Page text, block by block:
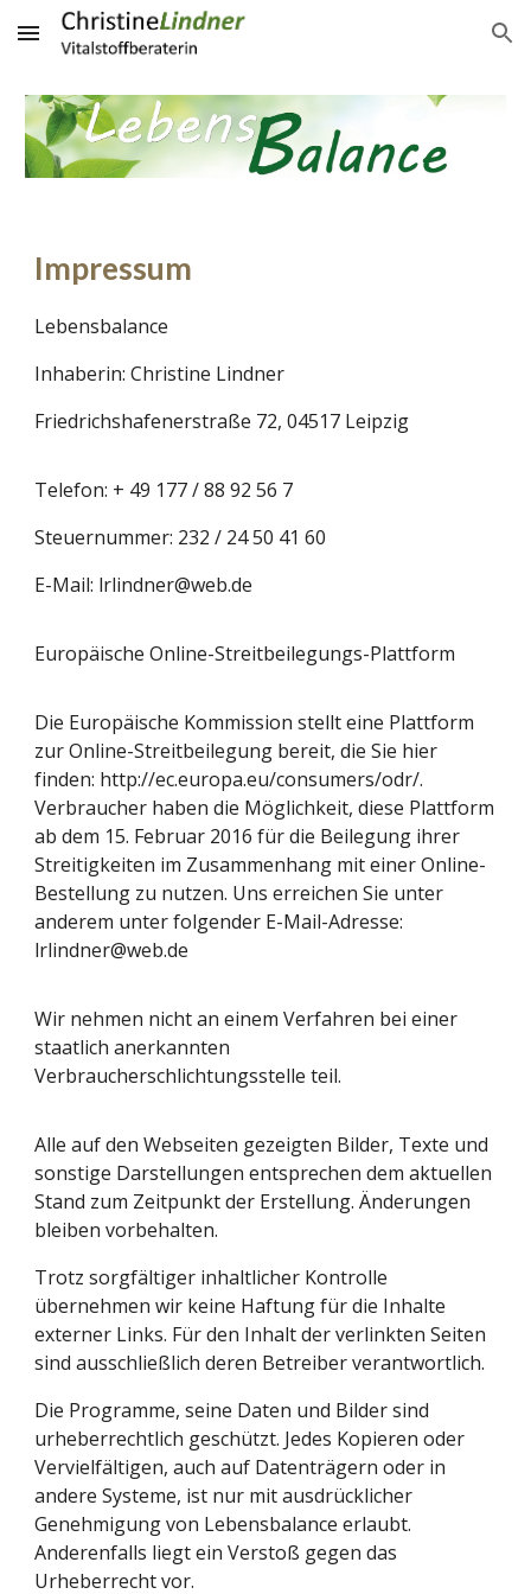
Skip to main content Skip to navigation
Impressum
Lebensbalance
Inhaberin: Christine Lindner
Friedrichshafenerstraße 72, 04517 Leipzig
Telefon: + 49 177 / 88 92 56 7
Steuernummer: 232 / 24 50 41 60
E-Mail: lrlindner@web.de
Europäische Online-Streitbeilegungs-Plattform
Die Europäische Kommission stellt eine Plattform
zur Online-Streitbeilegung bereit, die Sie hier
finden: http://ec.europa.eu/consumers/odr/.
Verbraucher haben die Möglichkeit, diese Plattform
ab dem 15. Februar 2016 für die Beilegung ihrer
Streitigkeiten im Zusammenhang mit einer Online-
Bestellung zu nutzen. Uns erreichen Sie unter
anderem unter folgender E-Mail-Adresse:
lrlindner@web.de
Wir nehmen nicht an einem Verfahren bei einer
staatlich anerkannten
Verbraucherschlichtungsstelle teil.
Alle auf den Webseiten gezeigten Bilder, Texte und
sonstige Darstellungen entsprechen dem aktuellen
Stand zum Zeitpunkt der Erstellung. Änderungen
bleiben vorbehalten.
Trotz sorgfältiger inhaltlicher Kontrolle
übernehmen wir keine Haftung für die Inhalte
externer Links. Für den Inhalt der verlinkten Seiten
sind ausschließlich deren Betreiber verantwortlich.
Die Programme, seine Daten und Bilder sind
urheberrechtlich geschützt. Jedes Kopieren oder
Vervielfältigen, auch auf Datenträgern oder in
andere Systeme, ist nur mit ausdrücklicher
Genehmigung von Lebensbalance erlaubt.
Anderenfalls liegt ein Verstoß gegen das
Urheberrecht vor.